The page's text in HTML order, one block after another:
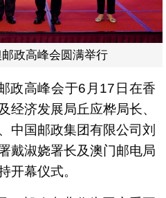
政高峰会圆满举行
政高峰会于6月17日在香
经济发展局丘应桦局长、
中国邮政集团有限公司刘
戴淑娆署长及澳门邮电局
开幕仪式。